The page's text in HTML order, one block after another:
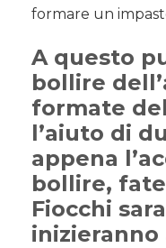
formare un
A questo
bollire
formate
l’aiuto di
appena
bollire,
Fiocchi
inizieranno